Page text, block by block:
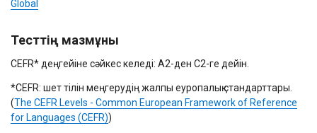
Global
Тесттің мазмұны
CEFR* деңгейіне сәйкес келеді: A2-ден C2-ге дейін.
*CEFR: шет тілін меңгерудің жалпы еуропалық стандарттары.
(The CEFR Levels - Common European Framework of Reference
for Languages (CEFR))